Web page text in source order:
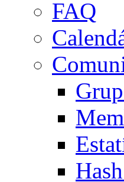
FAQ